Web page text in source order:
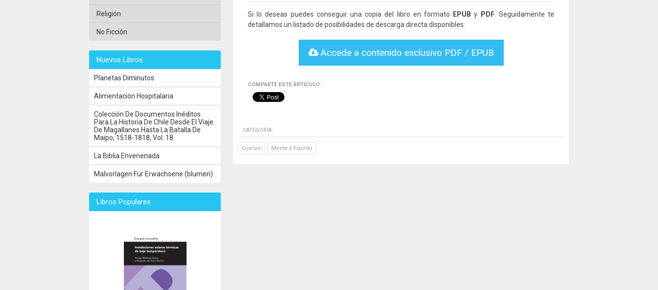
Si lo deseas puedes conseguir una copia del libro en formato EPUB y PDF. Seguidamente te
detallamos un listado de posibilidades de descarga directa disponibles:
Accede a contenido exclusivo PDF / EPUB
COMPARTE ESTE ARTICULO:
CATEGORÍA:
Cuerpo Mente y Espíritu
Religión
No Ficción
Nuevos Libros
Planetas Diminutos
Alimentación Hospitalaria
Colección De Documentos Inéditos
Para La Historia De Chile Desde El Viaje
De Magallanes Hasta La Batalla De
Maipo, 1518-1818, Vol. 18
La Biblia Envenenada
Malvorlagen Für Erwachsene (blumen)
Libros Populares